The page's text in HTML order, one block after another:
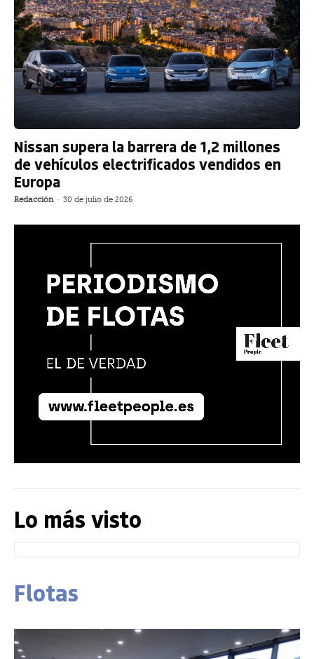
Nissan supera la barrera de 1,2 millones
de vehículos electrificados vendidos en
Europa
Redacción - 30 de julio de 2026
Lo más visto
Flotas